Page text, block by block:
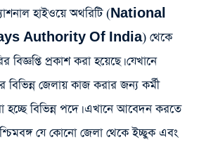
হাইওয়ে অথরিটি (National
Authority Of India) থেকে
বিজ্ঞপ্তি প্রকাশ করা হয়েছে। যেখানে
বিভিন্ন জেলায় কাজ করার জন্য কর্মী
হচ্ছে বিভিন্ন পদে। এখানে আবেদন করতে
যে কোনো জেলা থেকে ইচ্ছুক এবং